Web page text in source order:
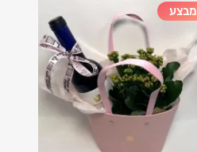
מבצע